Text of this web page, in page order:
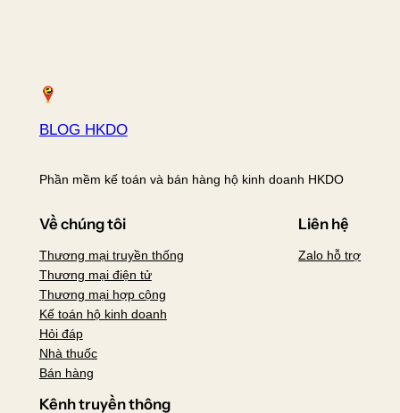
BLOG HKDO
Phần mềm kế toán và bán hàng hộ kinh doanh HKDO
Về chúng tôi
Thương mại truyền thống
Thương mại điện tử
Thương mại hợp cộng
Kế toán hộ kinh doanh
Hỏi đáp
Nhà thuốc
Bán hàng
Liên hệ
Zalo hỗ trợ
Kênh truyền thông